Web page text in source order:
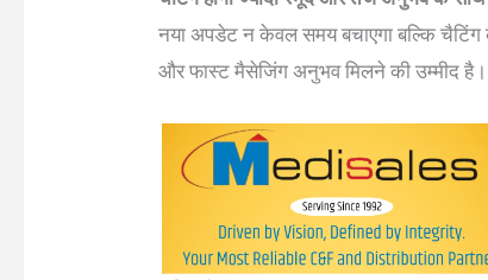
नया अपडेट न केवल समय बचाएगा बल्कि
और फास्ट मैसेजिंग अनुभव मिलने की उम्मीद है।